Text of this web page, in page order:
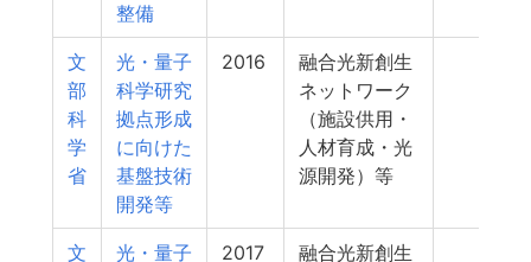
整備
文
部
科
学
省
光・量子
科学研究
拠点形成
に向けた
基盤技術
開発等
2016
融合光新創生
ネットワーク
（施設供用・
人材育成・光
源開発）等
文
光・量子
2017
融合光新創生